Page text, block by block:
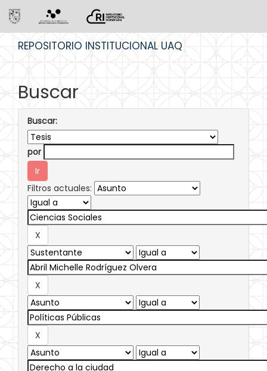
REPOSITORIO INSTITUCIONAL UAQ
Buscar
Buscar:
por
Filtros actuales: